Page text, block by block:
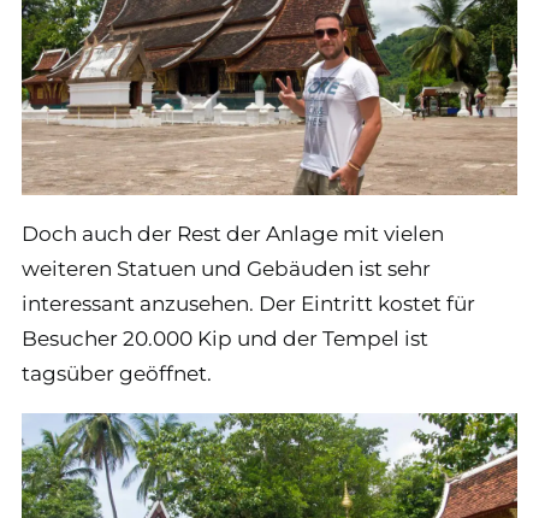
Doch auch der Rest der Anlage mit vielen
weiteren Statuen und Gebäuden ist sehr
interessant anzusehen. Der Eintritt kostet für
Besucher 20.000 Kip und der Tempel ist
tagsüber geöffnet.